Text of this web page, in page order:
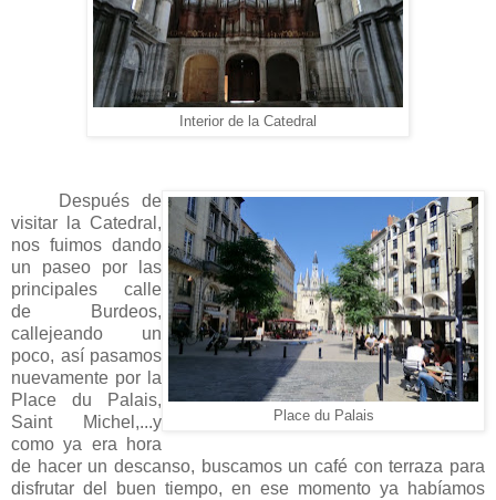
Interior de la Catedral
Place du Palais
Después de
visitar la Catedral,
nos fuimos dando
un paseo por las
principales calle
de Burdeos,
callejeando un
poco, así pasamos
nuevamente por la
Place du Palais,
Saint Michel,...y
como ya era hora
de hacer un descanso, buscamos un café con terraza para
disfrutar del buen tiempo, en ese momento ya habíamos